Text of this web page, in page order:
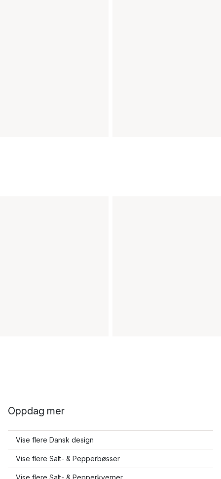
Oppdag mer
Vise flere Dansk design
Vise flere Salt- & Pepperbøsser
Vise flere Salt- & Pepperkverner